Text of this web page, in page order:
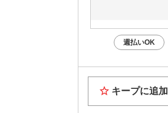
週払いOK
キープに追加